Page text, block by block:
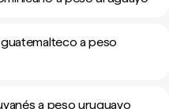
a peso
a peso uruguayo